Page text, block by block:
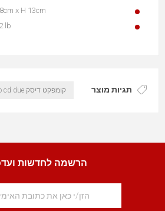
x H 13cm
lb
תגיות מוצר קומפקט דיסק unico cd due
הרשמה לחדשות